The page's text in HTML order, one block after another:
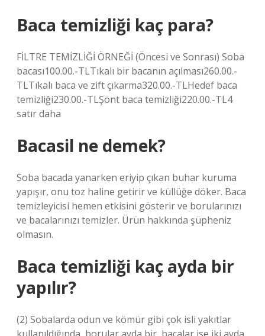
Baca temizliği kaç para?
FİLTRE TEMİZLİĞİ ÖRNEĞİ (Öncesi ve Sonrası) Soba
bacası100.00.-TLTıkalı bir bacanın açılması260.00.-
TLTıkalı baca ve zift çıkarma320.00.-TLHedef baca
temizliği230.00.-TLŞönt baca temizliği220.00.-TL4
satır daha
Bacasil ne demek?
Soba bacada yanarken eriyip çıkan buhar kuruma
yapışır, onu toz haline getirir ve küllüğe döker. Baca
temizleyicisi hemen etkisini gösterir ve borularınızı
ve bacalarınızı temizler. Ürün hakkında şüpheniz
olmasın.
Baca temizliği kaç ayda bir
yapılır?
(2) Sobalarda odun ve kömür gibi çok isli yakıtlar